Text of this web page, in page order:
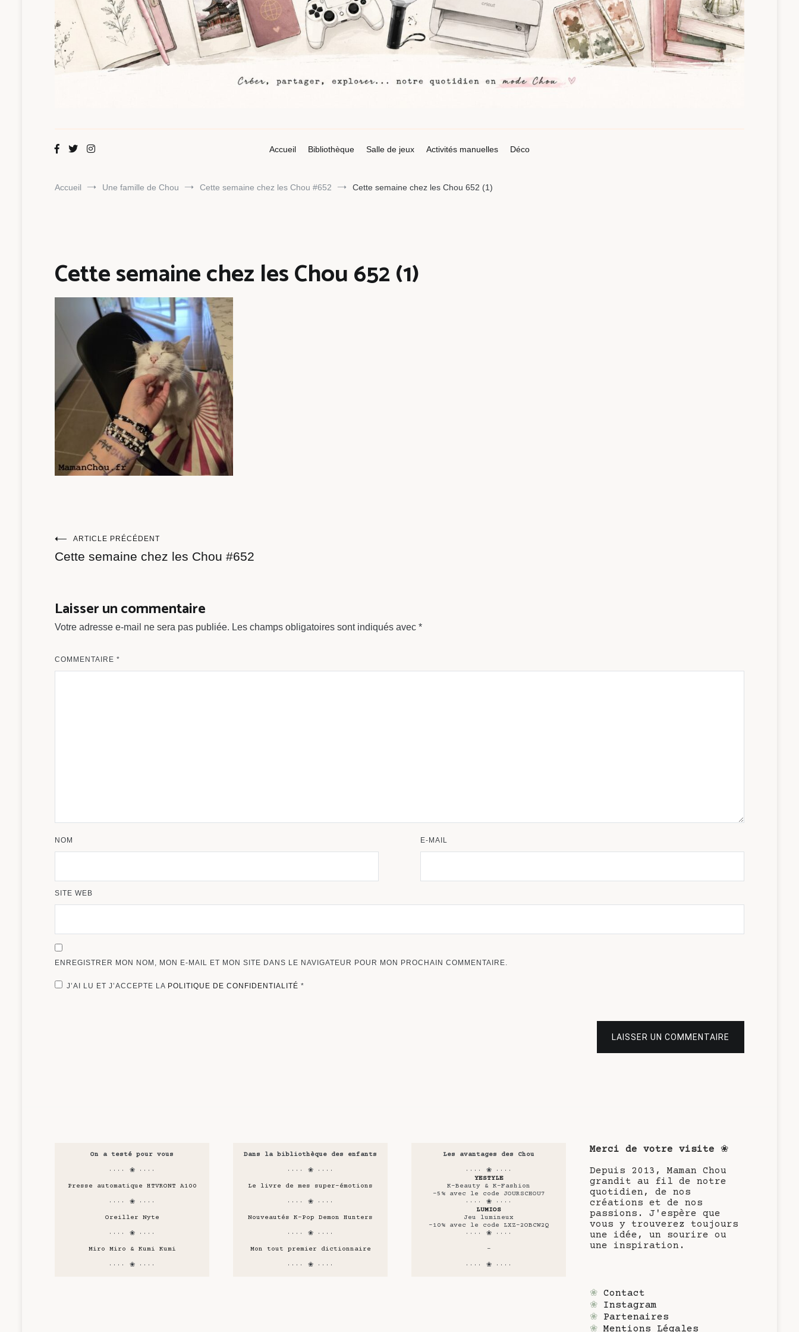
Maman Chou
Accueil
Bibliothèque Salle de jeux Activités manuelles Déco
Accueil Une famille de Chou Cette semaine chez les Chou #652 Cette semaine chez les Chou 652 (1)
Cette semaine chez les Chou 652 (1)
Navigation
l’article
ARTICLE PRÉCÉDENT
Cette semaine chez les Chou #652
Laisser un commentaire
Votre adresse e-mail ne sera pas publiée. Les champs obligatoires sont indiqués avec *
COMMENTAIRE *
NOM E-MAIL
SITE WEB
ENREGISTRER MON NOM, MON E-MAIL ET MON SITE DANS LE NAVIGATEUR POUR MON PROCHAIN COMMENTAIRE.
J’AI LU ET J’ACCEPTE LA POLITIQUE DE CONFIDENTIALITÉ *
LAISSER UN COMMENTAIRE
On a testé pour vous
···· ❀ ····
Presse automatique HTVRONT A100
···· ❀ ····
Oreiller Nyte
···· ❀ ····
Miro Miro & Kumi Kumi
···· ❀ ····
Dans la bibliothèque des enfants
···· ❀ ····
Le livre de mes super-émotions
···· ❀ ····
Nouveautés K-Pop Demon Hunters
···· ❀ ····
Mon tout premier dictionnaire
···· ❀ ····
Les avantages des Chou
···· ❀ ····
YESTYLE
K-Beauty & K-Fashion
-5% avec le code JOURSCHOU7
···· ❀ ····
LUMIOS
Jeu lumineux
-10% avec le code LXZ-2OBCW2Q
···· ❀ ····
-
···· ❀ ····
Merci de votre visite ❀
Depuis 2013, Maman Chou
grandit au fil de notre
quotidien, de nos
créations et de nos
passions. J'espère que
vous y trouverez toujours
une idée, un sourire ou
une inspiration.
❀ Contact
❀ Instagram
❀ Partenaires
❀ Mentions Légales